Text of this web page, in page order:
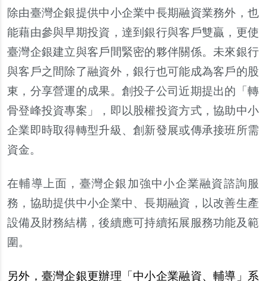
除由臺灣企銀提供中小企業中長期融資業務外，也
能藉由參與早期投資，達到銀行與客 戶雙贏，更使
臺灣企銀建立與客戶間緊密的夥伴關係。未來銀行
與客 戶之間除了融資外，銀行也可能成為客戶的股
東，分享營運的成果。創投子公司近期提出的「轉
骨登峰投資專案」，即以股權投資方式，協助中小
企業即時取得轉型升級、創新發展或傳承接班所需
資金。
在輔導上面，臺灣企銀加強中小企業融資諮詢服
務，協助提供中小企業中、長期融資，以改善生產
設備及財務結構，後續應可持續拓展服務功能及範
圍。
另外，臺灣企銀更辦理「中小企業融資、輔導」系